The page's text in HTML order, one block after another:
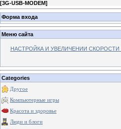
[3G-USB-MODEM]
Форма входа
Меню сайта
НАСТРОЙКА И УВЕЛИЧЕНИИ СКОРОСТИ
Categories
Другое
Компьютерные игры
Красота и здоровье
Люди и блоги